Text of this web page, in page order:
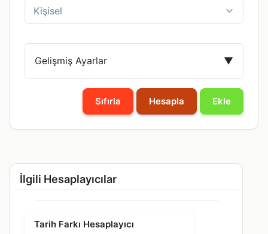
Gelişmiş Ayarlar ▼
Sıfırla Hesapla Ekle
İlgili Hesaplayıcılar
Tarih Farkı Hesaplayıcı